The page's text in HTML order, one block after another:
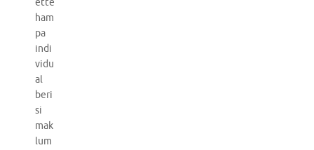
ette
ham
pa
indi
vidu
al
beri
si
mak
lum